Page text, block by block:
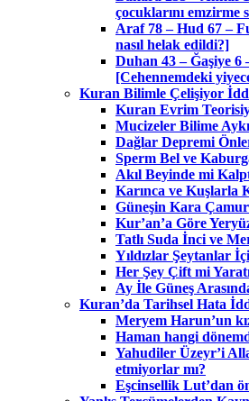
çocuklarını emzirme
Araf 78 – Hud 67 –
nasıl helak edildi?]
Duhan 43 – Ğaşiye 6
[Cehennemdeki
Kuran Bilimle Çelişiyor
Kuran Evrim
Mucizeler Bilime
Dağlar Depremi
Sperm Bel ve
Akıl Beyinde mi
Karınca ve Kuşlarla
Güneşin Kara
Kur’an’a Göre
Tatlı Suda İnci ve
Yıldızlar Şeytanlar
Her Şey Çift mi
Ay İle Güneş
Kuran’da Tarihsel Hata
Meryem Harun’un
Haman hangi
Yahudiler Üzeyr’i
etmiyorlar mı?
Eşcinsellik Lut’dan